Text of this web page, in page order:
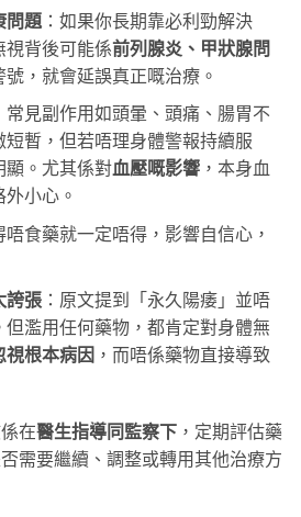
問題：如果你長期靠必利勁解決
視背後可能係前列腺炎、甲狀腺問
號，就會延誤真正嘅治療。
常見副作用如頭暈、頭痛、腸胃不
暫，但若唔理身體警報持續服
顯。尤其係對血壓嘅影響，本身血
小心。
唔食藥就一定唔得，影響自信心，
誇張：原文提到「永久陽痿」並唔
濫用任何藥物，都肯定對身體無
視根本病因 ，而唔係藥物直接導致
在醫生指導同監察下 ，定期評估藥
需要繼續、調整或轉用其他治療方